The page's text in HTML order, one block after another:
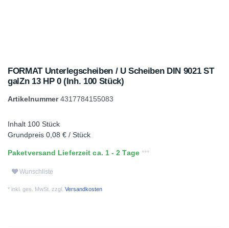
FORMAT Unterlegscheiben / U Scheiben DIN 9021 ST
galZn 13 HP 0 (Inh. 100 Stück)
Artikelnummer4317784155083
Inhalt 100 Stück
Grundpreis 0,08 € / Stück
Paketversand Lieferzeit ca. 1 - 2 Tage
Wunschliste
* inkl. ges. MwSt. zzgl. Versandkosten